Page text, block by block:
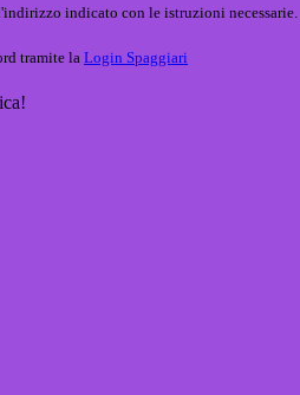
indicato con le istruzioni necessarie.
tramite la Login Spaggiari